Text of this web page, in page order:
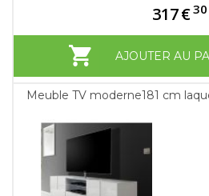
317€30
AJOUTER AU
Meuble TV moderne181 cm